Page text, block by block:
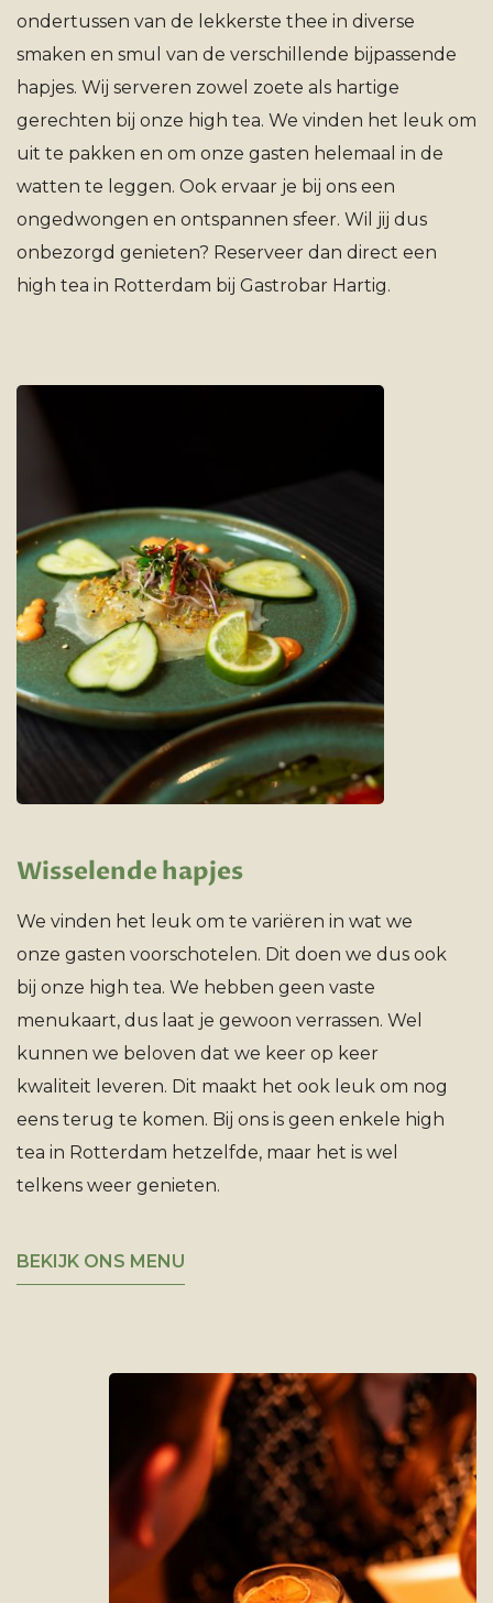
ondertussen van de lekkerste thee in diverse
smaken en smul van de verschillende bijpassende
hapjes. Wij serveren zowel zoete als hartige
gerechten bij onze high tea. We vinden het leuk om
uit te pakken en om onze gasten helemaal in de
watten te leggen. Ook ervaar je bij ons een
ongedwongen en ontspannen sfeer. Wil jij dus
onbezorgd genieten? Reserveer dan direct een
high tea in Rotterdam bij Gastrobar Hartig.
Wisselende hapjes
We vinden het leuk om te variëren in wat we
onze gasten voorschotelen. Dit doen we dus ook
bij onze high tea. We hebben geen vaste
menukaart, dus laat je gewoon verrassen. Wel
kunnen we beloven dat we keer op keer
kwaliteit leveren. Dit maakt het ook leuk om nog
eens terug te komen. Bij ons is geen enkele high
tea in Rotterdam hetzelfde, maar het is wel
telkens weer genieten.
BEKIJK ONS MENU